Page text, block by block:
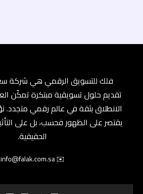
فلك للتسويق الرقمي هي شركة
تقديم حلول تسويقية مبتكرة تمكّن
الانطلاق بثقة في عالم رقمي متجدد.
يقتصر على الظهور فحسب، بل على
الحقيقية.
✉️ info@falak.com.sa